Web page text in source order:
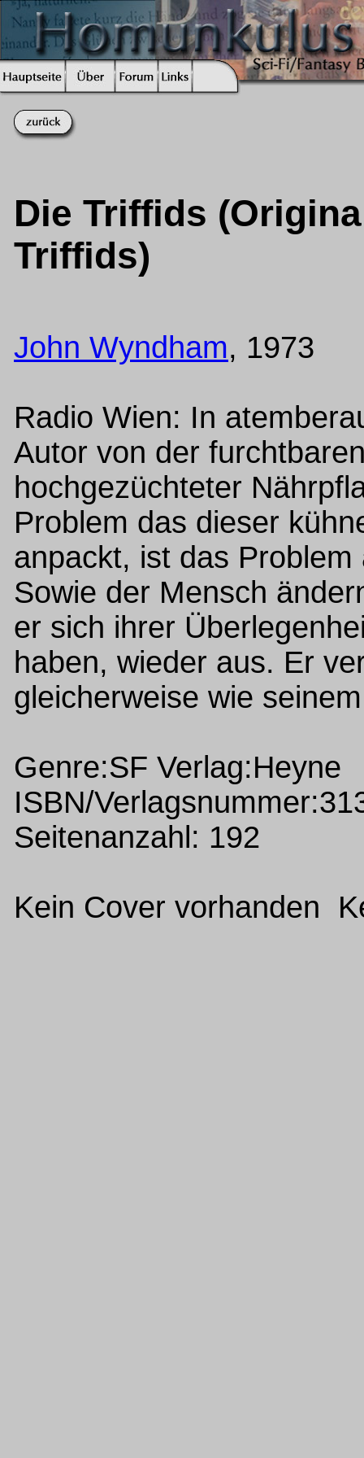
Die Triffids
Triffids)
John Wyndham, 1973
Radio Wien: In
Autor von der
hochgezüchteter
Problem das dieser
anpackt, ist das
Sowie der Mensch
er sich ihrer
haben, wieder aus. Er
gleicherweise wie
Genre:SF Verlag:Heyne
ISBN/
Seitenanzahl: 192
Kein Cover vorhanden